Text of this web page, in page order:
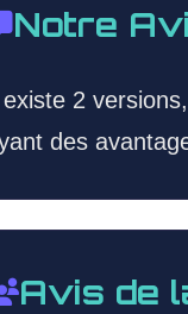
Notre
2
des
Avis de